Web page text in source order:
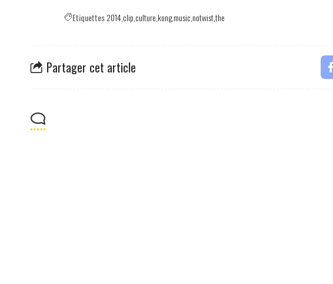
Etiquettes2014clip culture kongmusic notwistthe
Partager cet article